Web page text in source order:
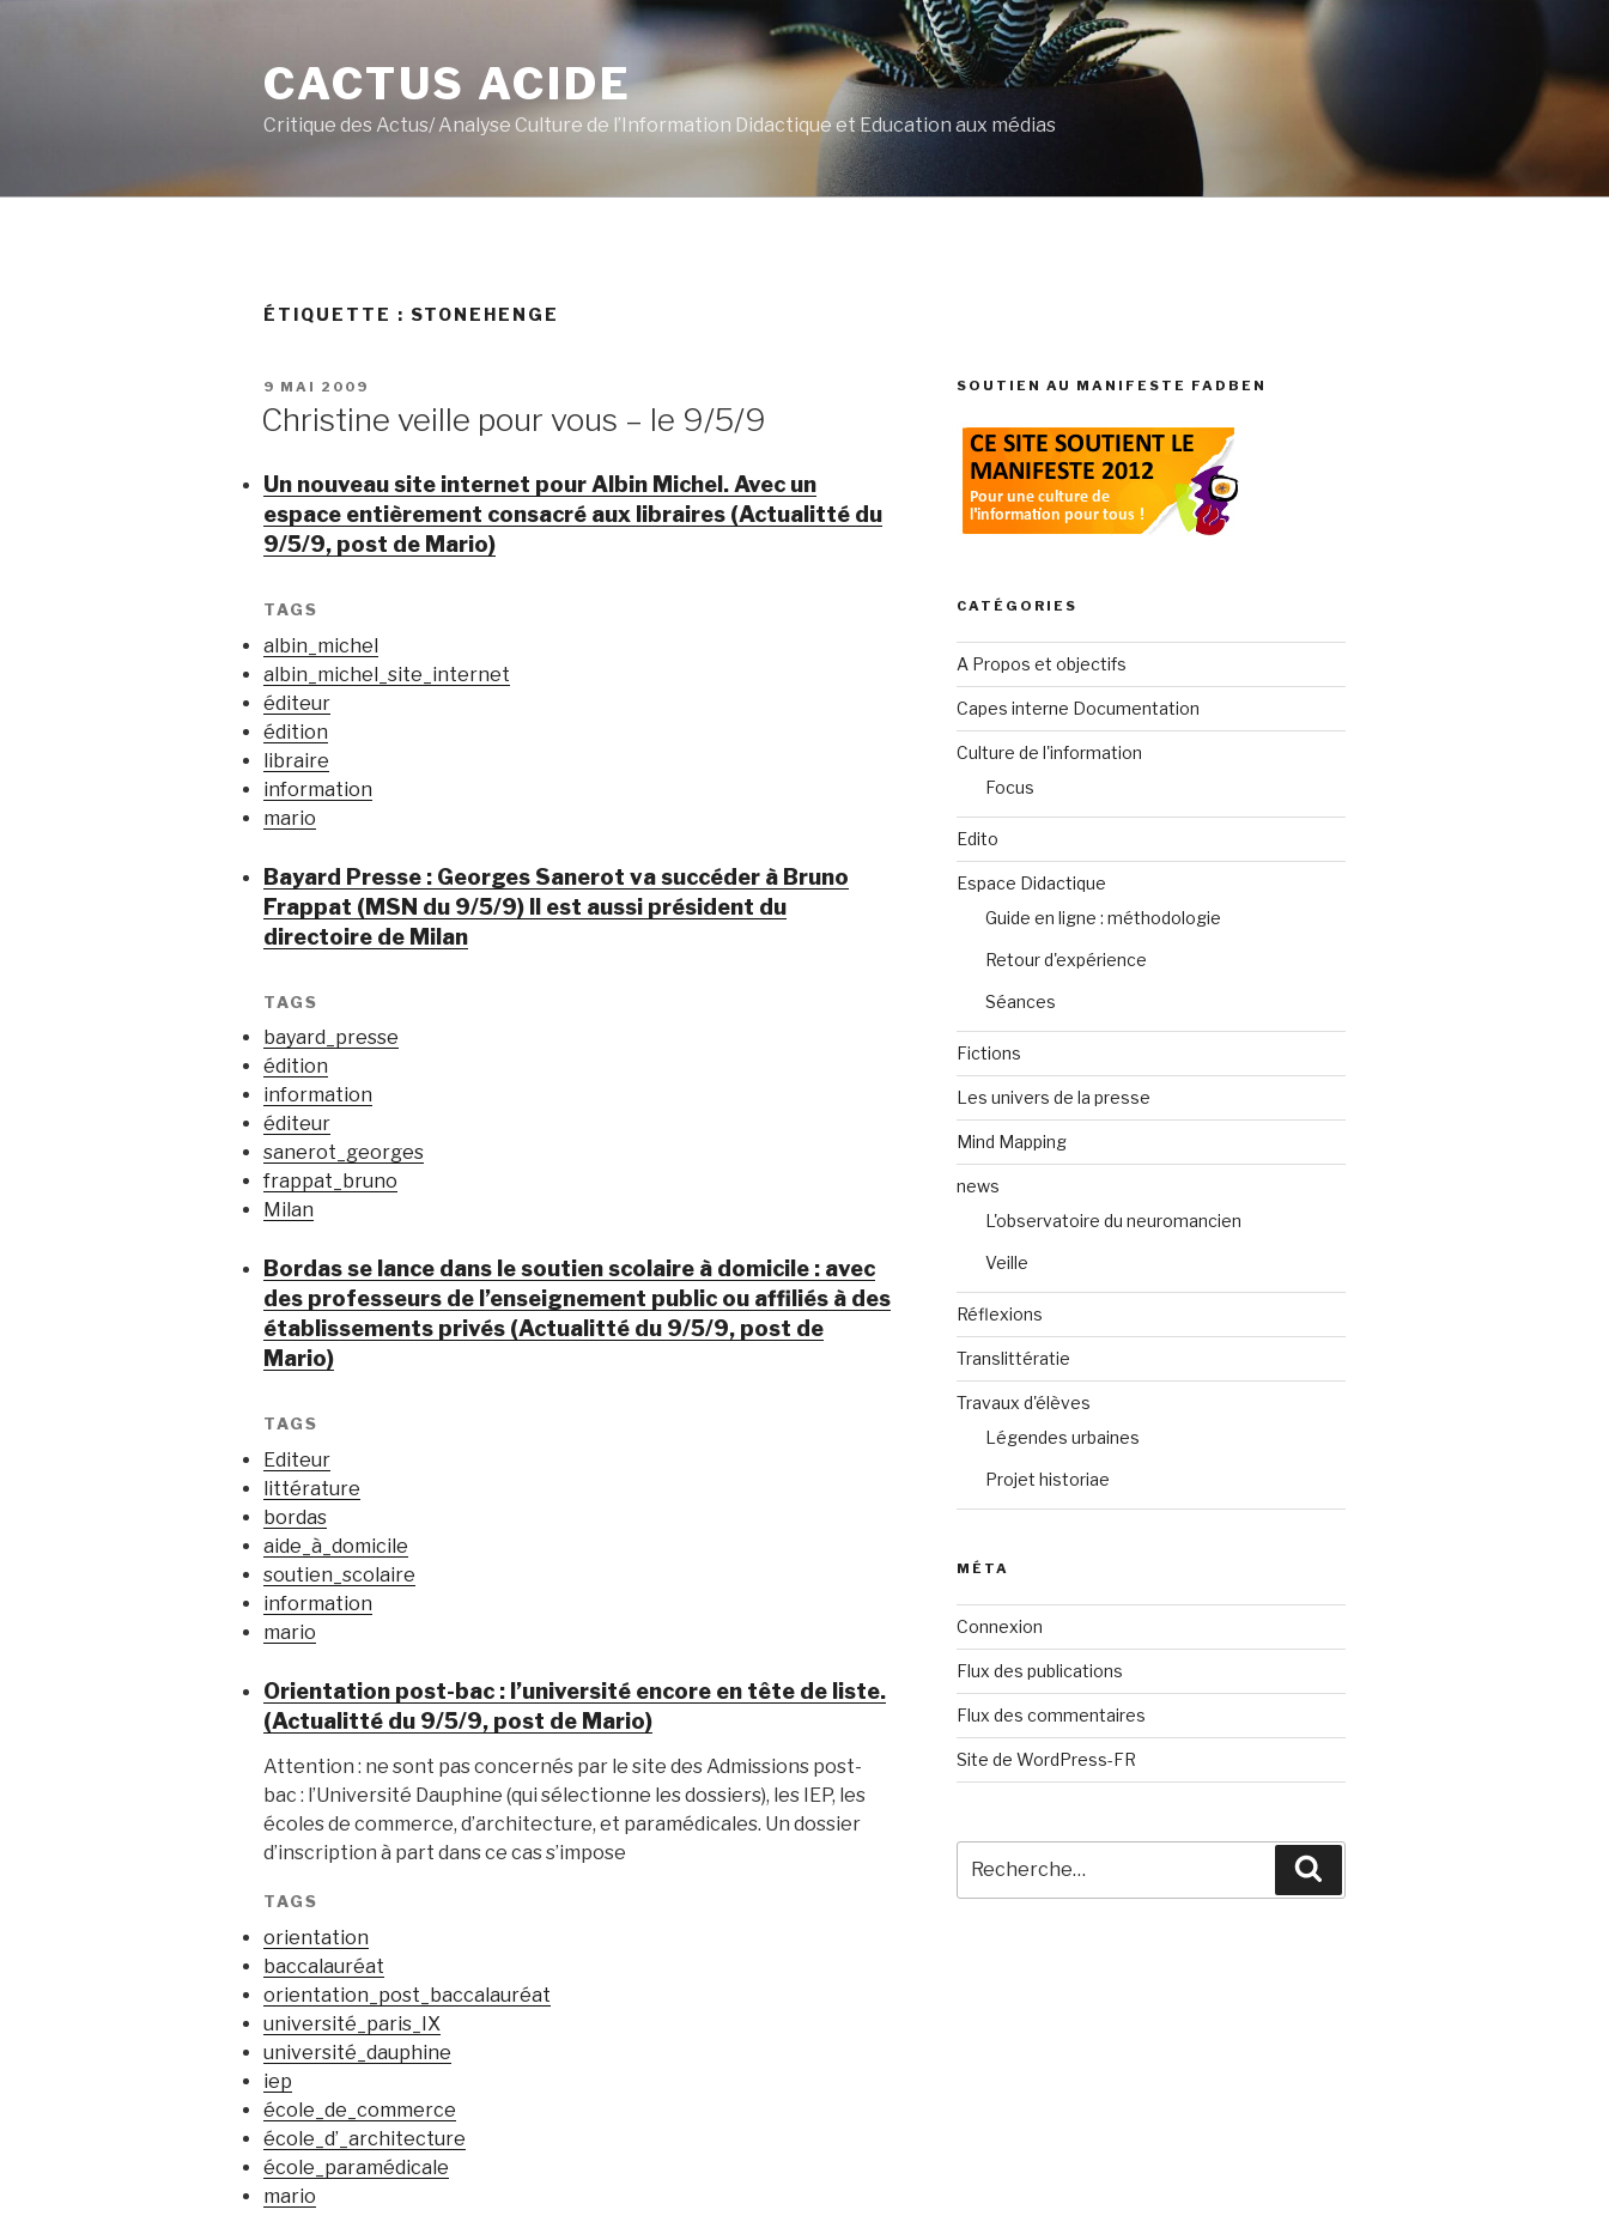
CACTUS ACIDE
Critique des Actus/ Analyse Culture de l’Information Didactique et Education aux médias
ÉTIQUETTE : STONEHENGE
PUBLIÉ
9 MAI 2009
Christine veille pour vous – le 9/5/9
Un nouveau site internet pour Albin Michel. Avec un
espace entièrement consacré aux libraires (Actualitté du
9/5/9, post de Mario)
TAGS
albin_michel
albin_michel_site_internet
éditeur
édition
libraire
information
mario
Bayard Presse : Georges Sanerot va succéder à Bruno
Frappat (MSN du 9/5/9) Il est aussi président du
directoire de Milan
TAGS
bayard_presse
édition
information
éditeur
sanerot_georges
frappat_bruno
Milan
Bordas se lance dans le soutien scolaire à domicile : avec
des professeurs de l’enseignement public ou affiliés à des
établissements privés (Actualitté du 9/5/9, post de
Mario)
TAGS
Editeur
littérature
bordas
aide_à_domicile
soutien_scolaire
information
mario
Orientation post-bac : l’université encore en tête de liste.
(Actualitté du 9/5/9, post de Mario)
Attention : ne sont pas concernés par le site des Admissions post-
bac : l’Université Dauphine (qui sélectionne les dossiers), les IEP, les
écoles de commerce, d’architecture, et paramédicales. Un dossier
d’inscription à part dans ce cas s’impose
TAGS
orientation
baccalauréat
orientation_post_baccalauréat
université_paris_IX
université_dauphine
iep
école_de_commerce
école_d’_architecture
école_paramédicale
mario
SOUTIEN AU MANIFESTE FADBEN
CATÉGORIES
A Propos et objectifs
Capes interne Documentation
Culture de l'information
Focus
Edito
Espace Didactique
Guide en ligne : méthodologie
Retour d'expérience
Séances
Fictions
Les univers de la presse
Mind Mapping
news
L'observatoire du neuromancien
Veille
Réflexions
Translittératie
Travaux d'élèves
Légendes urbaines
Projet historiae
MÉTA
Connexion
Flux des publications
Flux des commentaires
Site de WordPress-FR
pour
: